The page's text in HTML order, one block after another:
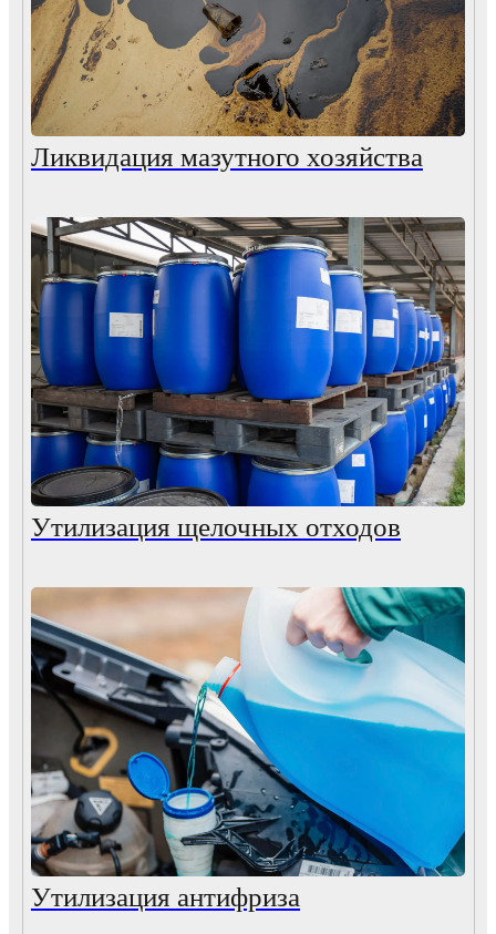
Ликвидация мазутного хозяйства
Утилизация щелочных отходов
Утилизация антифриза